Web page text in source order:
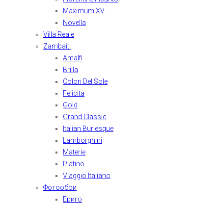
Maximum XV
Novella
Villa Reale
Zambaiti
Amalfi
Brilla
Colori Del Sole
Felicita
Gold
Grand Classic
Italian Burlesque
Lamborghini
Materie
Platino
Viaggio Italiano
Фотообои
Ериго